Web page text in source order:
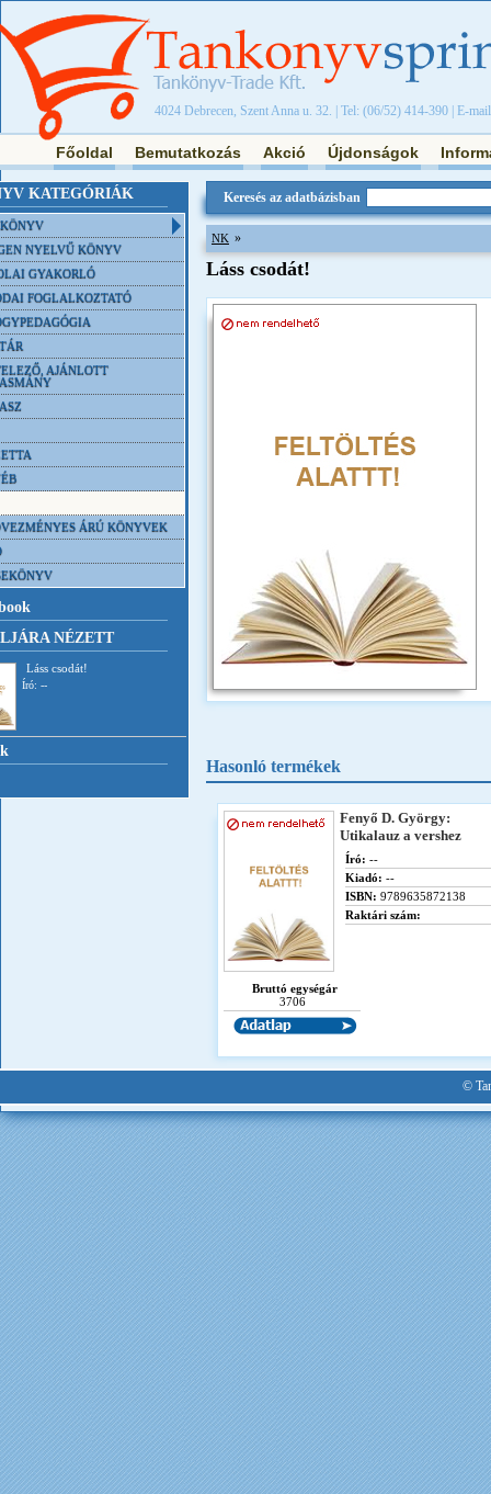
4024 Debrecen, Szent Anna u. 32. | Tel: (06/52) 414-390 | E-
Főoldal Bemutatkozás Akció Újdonságok
KATEGÓRIÁK
NYELVŰ KÖNYV
GYAKORLÓ
FOGLALKOZTATÓ
AJÁNLOTT
ÁRÚ KÖNYVEK
NÉZETT
Láss csodát!
Író: --
Keresés az adatbázisban
NK »
Láss csodát!
Hasonló termékek
Fenyő D. György:
Utikalauz a vershez
Író: --
Kiadó: --
ISBN: 9789635872138
Raktári szám:
Bruttó egységár
3706
©